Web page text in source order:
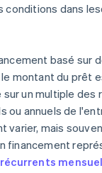
dans
basé sur
montant du prêt
un multiple des
ou annuels de
varier, mais
financement